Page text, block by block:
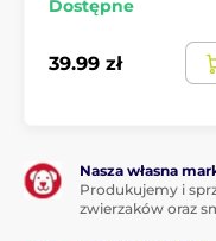
Dostępne
39.99 zł
Nasza własna
Produkujemy i
zwierzaków oraz